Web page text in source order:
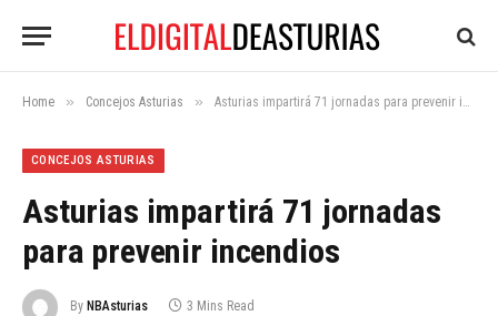
Home » Concejos Asturias » Asturias impartirá 71 jornadas para prevenir incendios
CONCEJOS ASTURIAS
Asturias impartirá 71 jornadas
para prevenir incendios
By NBAsturias 3 Mins Read